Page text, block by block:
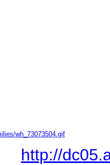
wh_73073504.gif
http://